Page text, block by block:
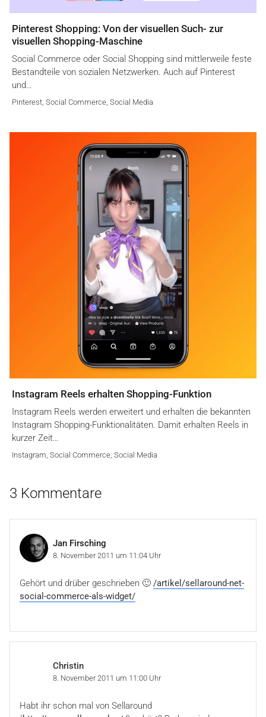
Pinterest Shopping: Von der visuellen Such- zur
visuellen Shopping-Maschine
Social Commerce oder Social Shopping sind mittlerweile feste
Bestandteile von sozialen Netzwerken. Auch auf Pinterest
und…
Pinterest, Social Commerce, Social Media
Instagram Reels erhalten Shopping-Funktion
Instagram Reels werden erweitert und erhalten die bekannten
Instagram Shopping-Funktionalitäten. Damit erhalten Reels in
kurzer Zeit…
Instagram Social Commerce Social Media
3 Kommentare
Jan Firsching
8. November 2011 um 11:04 Uhr
Gehört und drüber geschrieben 🙂 /artikel/sellaround-net-
social-commerce-als-widget/
Christin
8. November 2011 um 11:00 Uhr
Habt ihr schon mal von Sellaround